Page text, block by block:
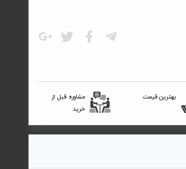
بهترین قیمت
مشاوره قبل از
خرید